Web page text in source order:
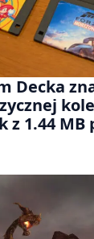
Decka
z 1.44 MB